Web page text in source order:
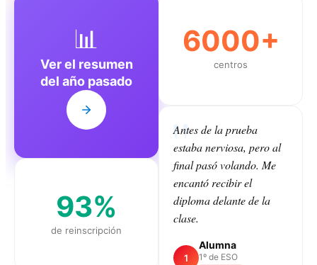
📊
Ver el resumen
del año pasado
93%
de reinscripción
6000+
centros
Antes de la prueba
estaba nerviosa, pero al
final pasó volando. Me
encantó recibir el
diploma delante de la
clase.
1
Alumna
1º de ESO